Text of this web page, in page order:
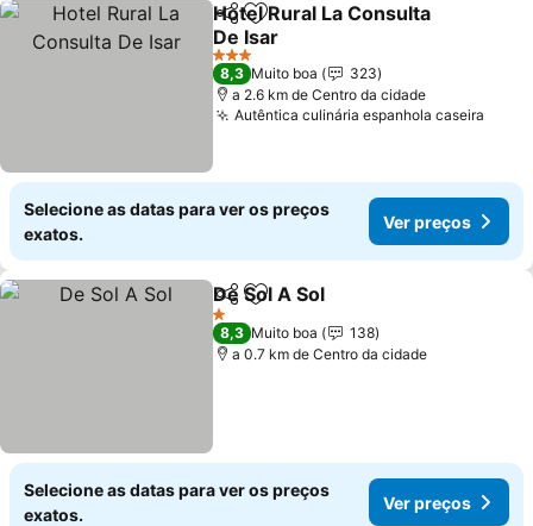
PartilharAdicionar aos favoritos
Hotel Rural La Consulta
De Isar
3 Estrelas
8,3 Muito boa
323
a 2.6 km de Centro da cidade
Autêntica culinária espanhola caseira
Selecione as datas para ver os preços
exatos.
Ver preços
PartilharAdicionar aos favoritos
De Sol A Sol
1 Estrelas
8,3 Muito boa
138
a 0.7 km de Centro da cidade
Selecione as datas para ver os preços
exatos.
Ver preços